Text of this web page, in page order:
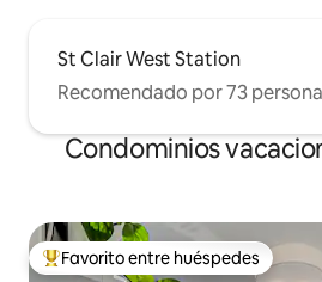
St Clair West Station
Recomendado por 73
Condominios
Favorito entre huéspedes preferido
Favorito entre huéspedes